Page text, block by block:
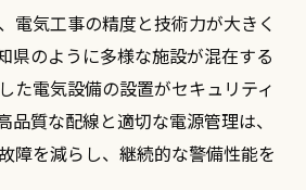
電気工事の精度と技術力が大きく
県のように多様な施設が混在する
た電気設備の設置がセキュリティ
品質な配線と適切な電源管理は、
障を減らし、継続的な警備性能を